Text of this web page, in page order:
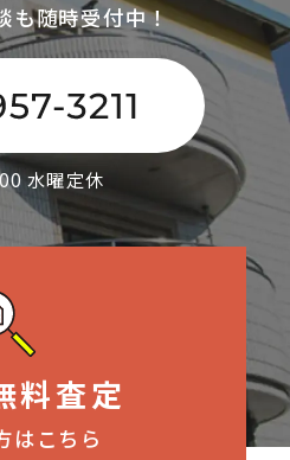
も随時受付中！
水曜定休
料査定
はこちら